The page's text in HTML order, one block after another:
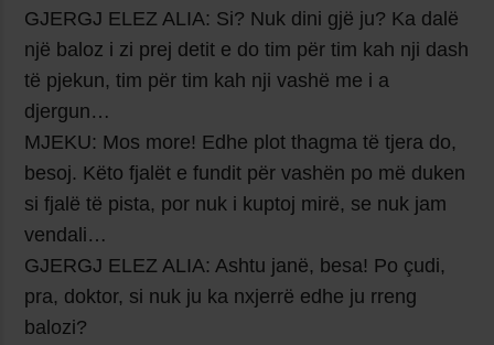
GJERGJ ELEZ ALIA: Si? Nuk dini gjë ju? Ka dalë
një baloz i zi prej detit e do tim për tim kah nji dash
të pjekun, tim për tim kah nji vashë me i a
djergun…
MJEKU: Mos more! Edhe plot thagma të tjera do,
besoj. Këto fjalët e fundit për vashën po më duken
si fjalë të pista, por nuk i kuptoj mirë, se nuk jam
vendali…
GJERGJ ELEZ ALIA: Ashtu janë, besa! Po çudi,
pra, doktor, si nuk ju ka nxjerrë edhe ju rreng
balozi?